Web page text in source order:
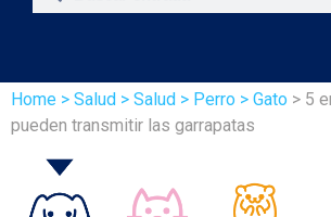
Home > Salud > Salud > Perro > Gato > 5
pueden transmitir las garrapatas